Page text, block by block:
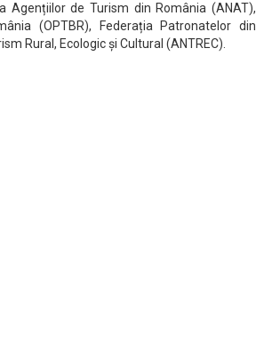
Agențiilor de Turism din România (ANAT),
(OPTBR), Federația Patronatelor din
Rural, Ecologic și Cultural (ANTREC).